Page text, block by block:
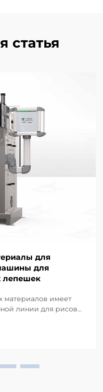
статья
для
для
лепешек
материалов имеет
линии для рисовых
недооцениваемых